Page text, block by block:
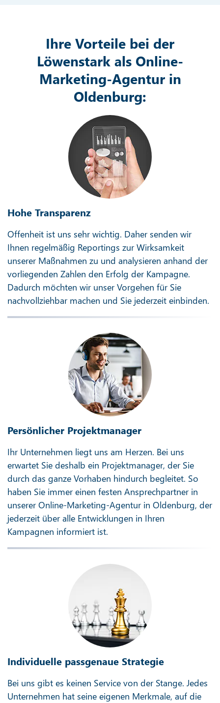
Ihre Vorteile bei der
Löwenstark als Online-
Marketing-Agentur in
Oldenburg:
Hohe Transparenz
Offenheit ist uns sehr wichtig. Daher senden wir
Ihnen regelmäßig Reportings zur Wirksamkeit
unserer Maßnahmen zu und analysieren anhand der
vorliegenden Zahlen den Erfolg der Kampagne.
Dadurch möchten wir unser Vorgehen für Sie
nachvollziehbar machen und Sie jederzeit einbinden.
Persönlicher Projektmanager
Ihr Unternehmen liegt uns am Herzen. Bei uns
erwartet Sie deshalb ein Projektmanager, der Sie
durch das ganze Vorhaben hindurch begleitet. So
haben Sie immer einen festen Ansprechpartner in
unserer Online-Marketing-Agentur in Oldenburg, der
jederzeit über alle Entwicklungen in Ihren
Kampagnen informiert ist.
Individuelle passgenaue Strategie
Bei uns gibt es keinen Service von der Stange. Jedes
Unternehmen hat seine eigenen Merkmale, auf die